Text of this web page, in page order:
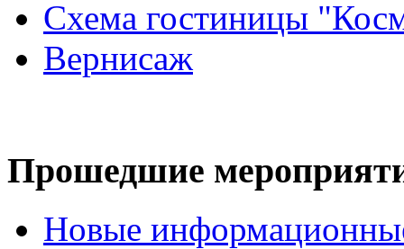
Схема гостиницы
Вернисаж
Прошедшие
Новые